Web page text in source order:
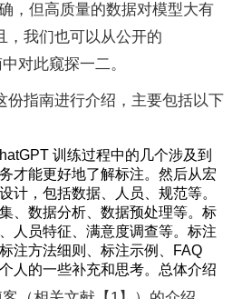
，但高质量的数据对模型大有
，我们也可以从公开的
对此窥探一二。
份指南进行介绍，主要包括以下
训练过程中的几个涉及到
才能更好地了解标注。然后从宏
计，包括数据、人员、规范等。
、数据分析、数据预处理等。标
人员特征、满意度调查等。标注
注方法细则、标注示例、FAQ
人的一些补充和思考。总体介绍